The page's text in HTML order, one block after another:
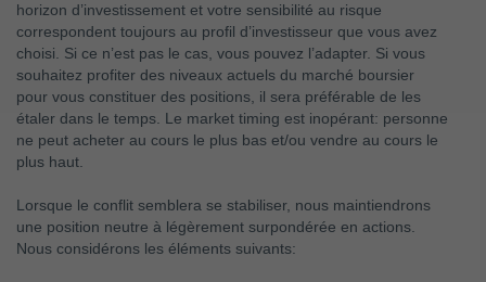
horizon d’investissement et votre sensibilité au risque
correspondent toujours au profil d’investisseur que vous avez
choisi. Si ce n’est pas le cas, vous pouvez l’adapter. Si vous
souhaitez profiter des niveaux actuels du marché boursier
pour vous constituer des positions, il sera préférable de les
étaler dans le temps. Le market timing est inopérant: personne
ne peut acheter au cours le plus bas et/ou vendre au cours le
plus haut.
Lorsque le conflit semblera se stabiliser, nous maintiendrons
une position neutre à légèrement surpondérée en actions.
Nous considérons les éléments suivants: